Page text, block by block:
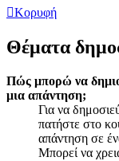
Κορυφή
Θέματα
Πώς μπορώ να
μια απάντηση;
Για να
πατήστε στο
απάντηση σε
Μπορεί να